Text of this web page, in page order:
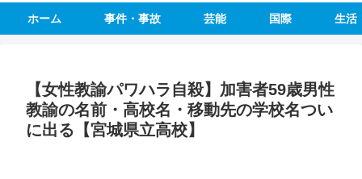
ホーム 事件・事故 芸能 国際 生活
【女性教諭パワハラ自殺】加害者59歳男性
教諭の名前・高校名・移動先の学校名つい
に出る【宮城県立高校】